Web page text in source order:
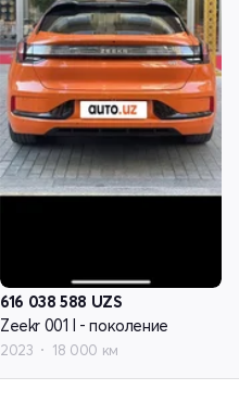
616 038 588 UZS
Zeekr 001 I - поколение
2023 18 000 км